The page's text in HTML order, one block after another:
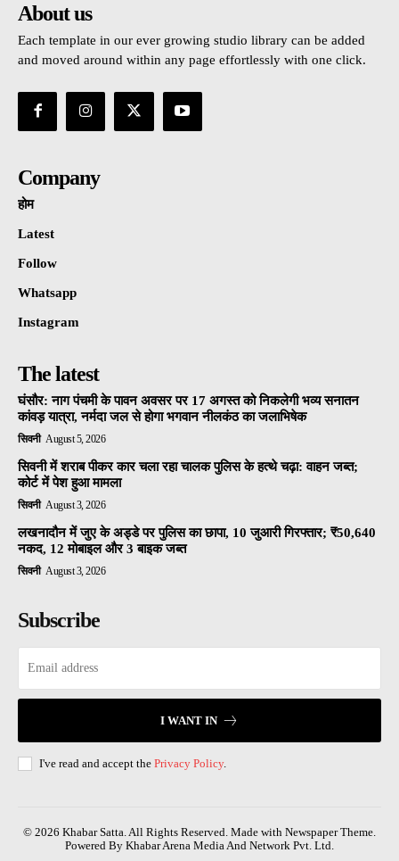
About us
Each template in our ever growing studio library can be added
and moved around within any page effortlessly with one click.
Company
होम
Latest
Follow
Whatsapp
Instagram
The latest
घंसौर: नाग पंचमी के पावन अवसर पर 17 अगस्त को निकलेगी भव्य सनातन
कांवड़ यात्रा, नर्मदा जल से होगा भगवान नीलकंठ का जलाभिषेक
सिवनी August 5, 2026
सिवनी में शराब पीकर कार चला रहा चालक पुलिस के हत्थे चढ़ा: वाहन जब्त;
कोर्ट में पेश हुआ मामला
सिवनी August 3, 2026
लखनादौन में जुए के अड्डे पर पुलिस का छापा, 10 जुआरी गिरफ्तार; ₹50,640
नकद, 12 मोबाइल और 3 बाइक जब्त
सिवनी August 3, 2026
Subscribe
I WANT IN
I've read and accept the Privacy Policy.
© 2026 Khabar Satta. All Rights Reserved. Made with Newspaper Theme.
Powered By Khabar Arena Media And Network Pvt. Ltd.